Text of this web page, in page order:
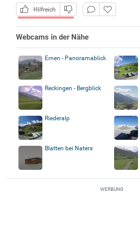
Hilfreich
Webcams in der Nähe
Ernen - Panoramablick
Reckingen - Bergblick
Riederalp
Blatten bei Naters
WERBUNG